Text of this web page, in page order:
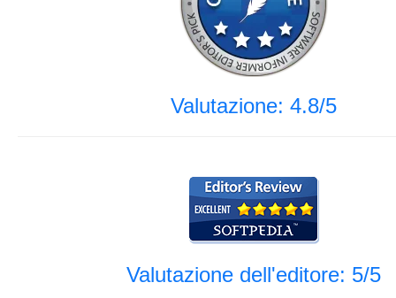
Valutazione: 4.8/5
Valutazione dell'editore: 5/5